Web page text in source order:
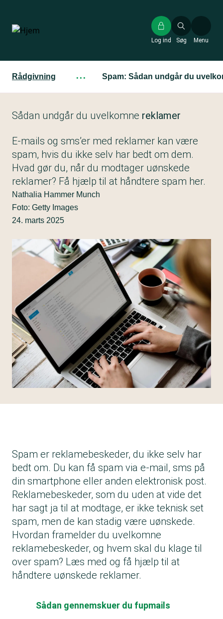
hovedindhold
Søg
Log ind Menu
Rådgivning ··· Spam: Sådan undgår du
Sådan undgår du uvelkomne reklamer
E-mails og sms’er med reklamer kan være
spam, hvis du ikke selv har bedt om dem.
Hvad gør du, når du modtager uønskede
reklamer? Få hjælp til at håndtere spam her.
Nathalia Hammer Munch
Foto: Getty Images
24. marts 2025
Spam er reklamebeskeder, du ikke selv har
bedt om. Du kan få spam via e-mail, sms på
din smartphone eller anden elektronisk post.
Reklamebeskeder, som du uden at vide det
har sagt ja til at modtage, er ikke teknisk set
spam, men de kan stadig være uønskede.
Hvordan framelder du uvelkomne
reklamebeskeder, og hvem skal du klage til
over spam? Læs med og få hjælp til at
håndtere uønskede reklamer.
Sådan gennemskuer du fupmails